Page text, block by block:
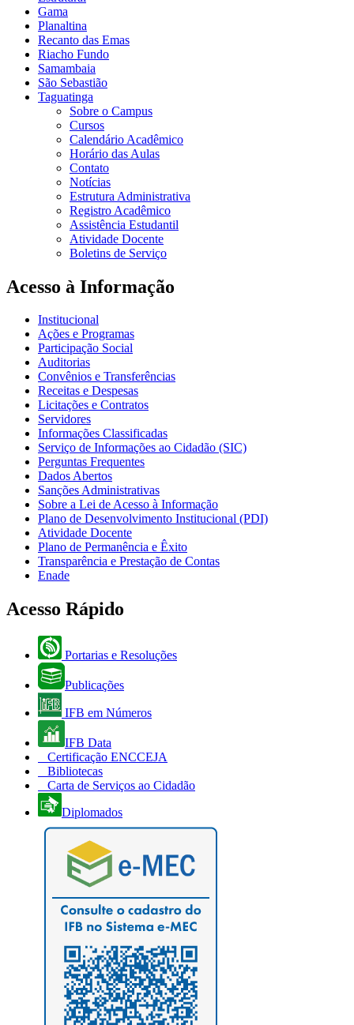
Gama
Planaltina
Recanto das Emas
Riacho Fundo
Samambaia
São Sebastião
Taguatinga
Sobre o Campus
Cursos
Calendário Acadêmico
Horário das Aulas
Contato
Notícias
Estrutura Administrativa
Registro Acadêmico
Assistência Estudantil
Atividade Docente
Boletins de Serviço
Acesso à Informação
Institucional
Ações e Programas
Participação Social
Auditorias
Convênios e Transferências
Receitas e Despesas
Licitações e Contratos
Servidores
Informações Classificadas
Serviço de Informações ao Cidadão (SIC)
Perguntas Frequentes
Dados Abertos
Sanções Administrativas
Sobre a Lei de Acesso à Informação
Plano de Desenvolvimento Institucional (PDI)
Atividade Docente
Plano de Permanência e Êxito
Transparência e Prestação de Contas
Enade
Acesso Rápido
Portarias e Resoluções
Publicações
IFB em Números
IFB Data
Certificação ENCCEJA
Bibliotecas
Carta de Serviços ao Cidadão
Diplomados